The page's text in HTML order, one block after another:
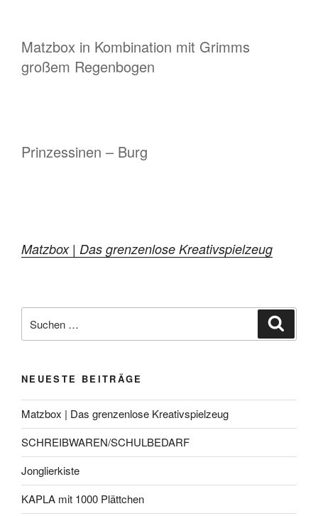
Matzbox in Kombination mit Grimms
großem Regenbogen
Prinzessinen – Burg
Matzbox | Das grenzenlose Kreativspielzeug
NEUESTE BEITRÄGE
Matzbox | Das grenzenlose Kreativspielzeug
SCHREIBWAREN/SCHULBEDARF
Jonglierkiste
KAPLA mit 1000 Plättchen